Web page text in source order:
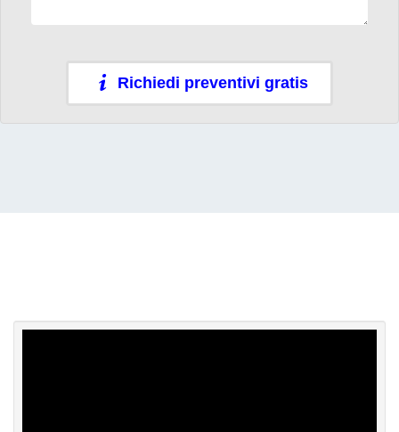
Richiedi preventivi gratis